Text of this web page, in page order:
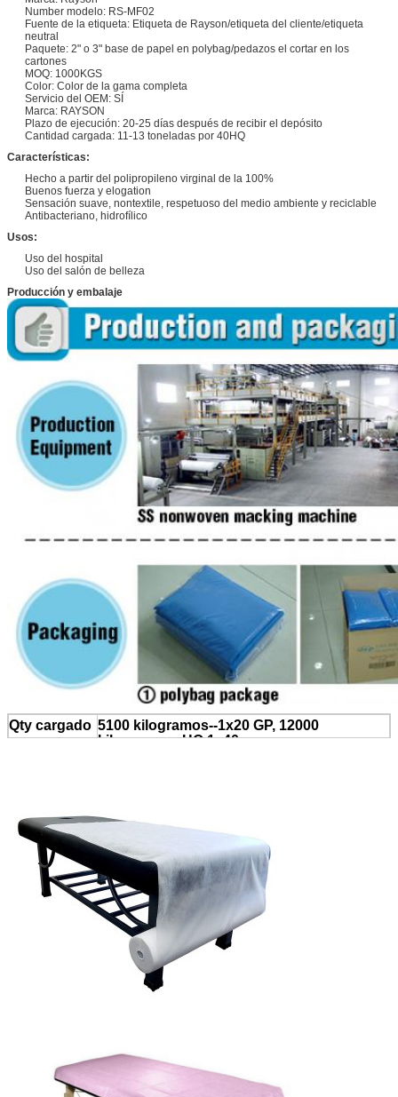
Number modelo: RS-MF02
Fuente de la etiqueta: Etiqueta de Rayson/etiqueta del cliente/etiqueta
neutral
Paquete: 2" o 3" base de papel en polybag/pedazos el cortar en los
cartones
MOQ: 1000KGS
Color: Color de la gama completa
Servicio del OEM: SÍ
Marca: RAYSON
Plazo de ejecución: 20-25 días después de recibir el depósito
Cantidad cargada: 11-13 toneladas por 40HQ
Características:
Hecho a partir del polipropileno virginal de la 100%
Buenos fuerza y elogation
Sensación suave, nontextile, respetuoso del medio ambiente y reciclable
Antibacteriano, hidrofílico
Usos:
Uso del hospital
Uso del salón de belleza
Producción y embalaje
Qty cargado 5100 kilogramos--1x20 GP, 12000
kilogramos--HQ 1x40